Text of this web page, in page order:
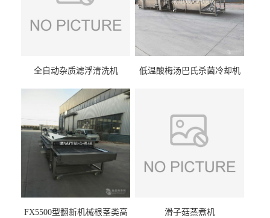
全自动杂质滤浮清洗机 低温酸梅汤巴氏杀菌冷却机
FX5500型翻新机械根茎类高
滑子菇蒸煮机